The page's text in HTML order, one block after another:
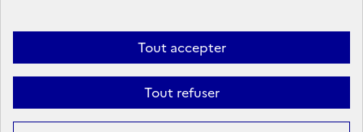
Tout accepter
Tout refuser
Contact Mentions légales
Accessibilité : partiellement conforme
Politique générale de protection des données
des témoins de connexion (cookies)
Plan du site